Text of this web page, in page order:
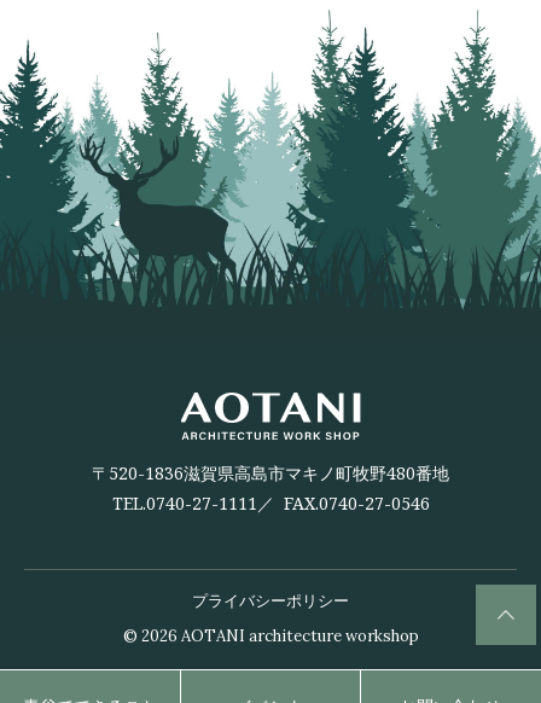
〒520-1836滋賀県高島市マキノ町牧野480番地
TEL.0740-27-1111／ FAX.0740-27-0546
プライバシーポリシー
© 2026 AOTANI architecture workshop